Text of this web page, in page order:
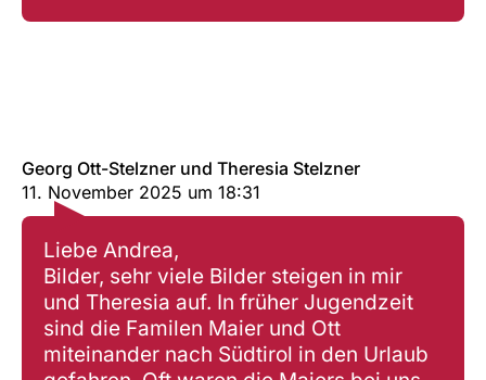
Georg Ott-Stelzner und Theresia Stelzner
11. November 2025 um 18:31
Liebe Andrea,
Bilder, sehr viele Bilder steigen in mir
und Theresia auf. In früher Jugendzeit
sind die Familen Maier und Ott
miteinander nach Südtirol in den Urlaub